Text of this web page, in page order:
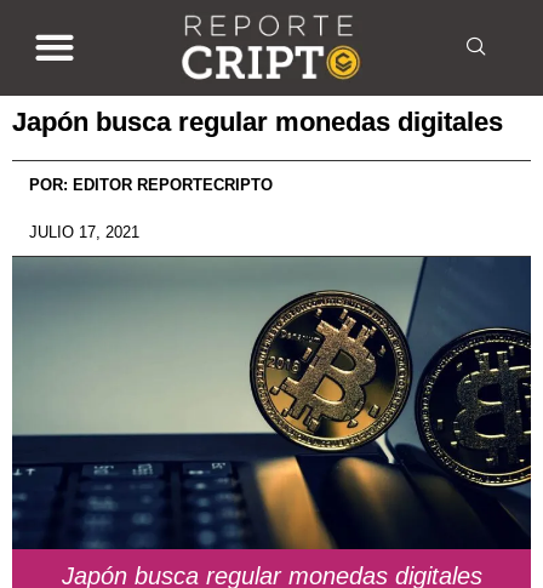
Japón busca regular monedas digitales
POR: EDITOR REPORTECRIPTO
JULIO 17, 2021
Japón busca regular monedas digitales